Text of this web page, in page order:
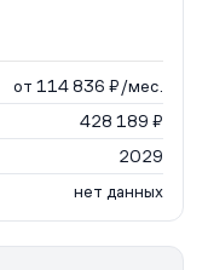
от 114 836 ₽/мес.
428 189 ₽
2029
нет данных